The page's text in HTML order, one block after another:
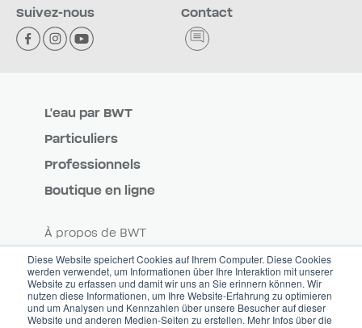
Diese Website speichert Cookies auf Ihrem Computer. Diese Cookies
werden verwendet, um Informationen über Ihre Interaktion mit unserer
Website zu erfassen und damit wir uns an Sie erinnern können. Wir
nutzen diese Informationen, um Ihre Website-Erfahrung zu optimieren
und um Analysen und Kennzahlen über unsere Besucher auf dieser
Website und anderen Medien-Seiten zu erstellen. Mehr Infos über die
Suivez-nous Contact
L'eau par BWT
Particuliers
Professionnels
Boutique en ligne
À propos de BWT
Carrière
Contact
Blog